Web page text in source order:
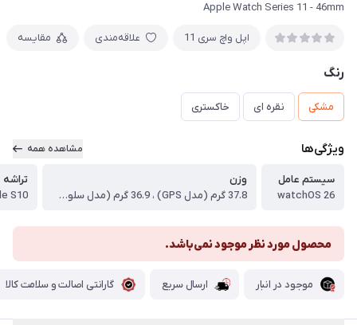
Apple Watch Series 11 - 46mm
اپل واچ سری 11 علاقه‌مندی مقایسه
رنگ
مشکی نقره ای خاکستری
ویژگی‌ها مشاهده همه
سیستم عامل
watchOS 26
وزن
37.8 گرم (مدل GPS) ، 36.9 گرم (مدل سلولار)
تراشه
S10
محصول مورد نظر موجود نمی‌باشد.
موجود در انبار ارسال سریع گارانتی اصالت و سلامت کالا